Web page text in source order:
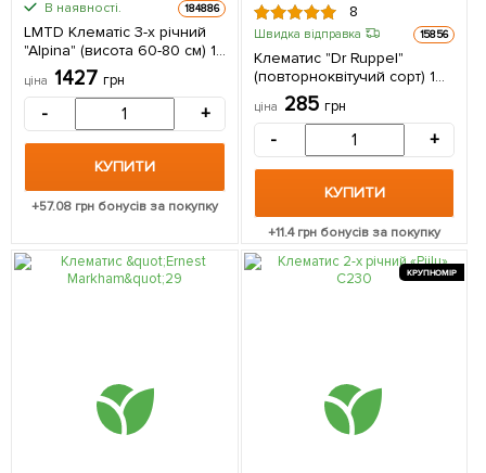
В наявності. 184886
LMTD Клематіс 3-х річний
"Alpina" (висота 60-80 см) 1
саджанець в упаковці
Нідерланди
ціна 1427 грн
- +
КУПИТИ
+57.08 грн бонусів за покупку
8
Швидка відправка 15856
Клематис "Dr Ruppel"
(повторноквітучий сорт) 1
саджанець в упаковці
ціна 285 грн
- +
КУПИТИ
+11.4грн бонусів за покупку
КРУПНОМІР